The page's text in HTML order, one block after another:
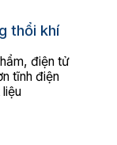
thổi khí
điện tử
tĩnh điện